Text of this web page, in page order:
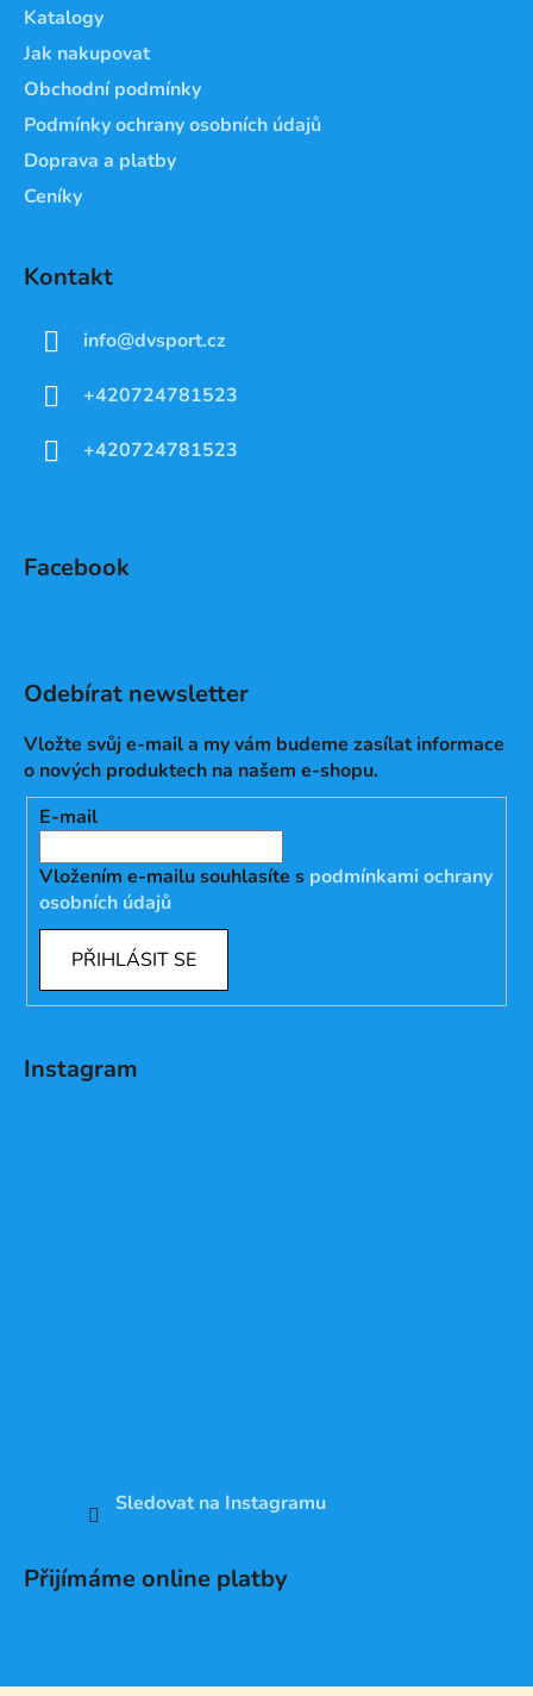
Katalogy
Jak nakupovat
Obchodní podmínky
Podmínky ochrany osobních údajů
Doprava a platby
Ceníky
Kontakt
info@dvsport.cz
+420724781523
+420724781523
Facebook
Odebírat newsletter
Vložte svůj e-mail a my vám budeme zasílat informace
o nových produktech na našem e-shopu.
E-mail
Vložením e-mailu souhlasíte s podmínkami ochrany
osobních údajů
PŘIHLÁSIT SE
Instagram
Sledovat na Instagramu
Přijímáme online platby